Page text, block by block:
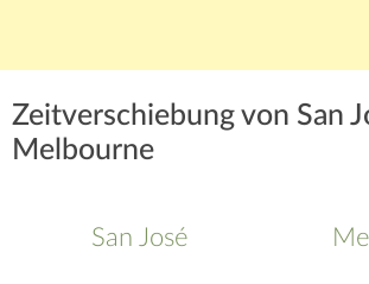
Zeitverschiebung von San
Melbourne
San José